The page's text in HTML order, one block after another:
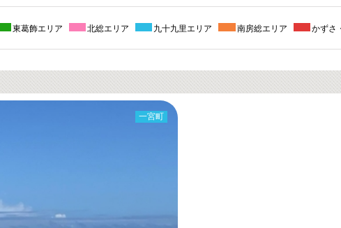
東葛飾エリア 北総エリア 九十九里エリア 南房総エリア かずさ
一宮町